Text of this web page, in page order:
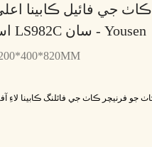
ڪاٺ جي فائيل ڪابينا
اسٽوريج ڪابينا LS982C سان - Yousen